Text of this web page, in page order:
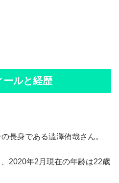
ールと経歴
長身である澁澤侑哉さん。
、2020年2月現在の年齢は22歳